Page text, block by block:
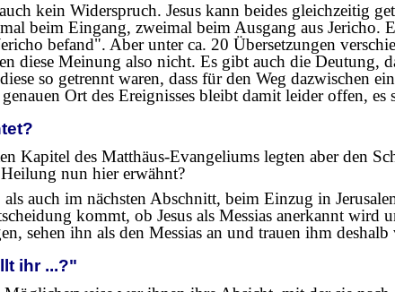
kein Widerspruch. Jesus kann beides gleichzeitig
beim Eingang, zweimal beim Ausgang aus Jericho.
befand". Aber unter ca. 20 Übersetzungen
diese Meinung also nicht. Es gibt auch die Deutung,
so getrennt waren, dass für den Weg dazwischen
Ort des Ereignisses bleibt damit leider offen,
Kapitel des Matthäus-Evangeliums legten aber den
nun hier erwähnt?
als auch im nächsten Abschnitt, beim Einzug in
kommt, ob Jesus als Messias anerkannt
sehen ihn als den Messias an und trauen ihm deshalb
ihr ...?"